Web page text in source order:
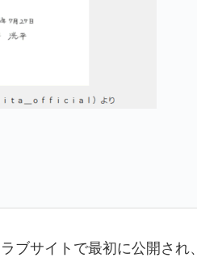
ブサイトで最初に公開され、